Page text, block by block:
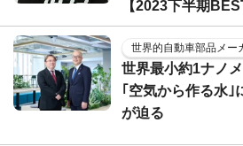
【2023下半期
世界的自動車部品メー
世界最小約1ナノ
｢空気から作る水｣
が迫る